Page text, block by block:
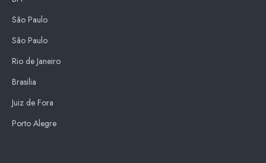
São Paulo
São Paulo
Rio de Janeiro
Brasilia
Juiz de Fora
Porto Alegre